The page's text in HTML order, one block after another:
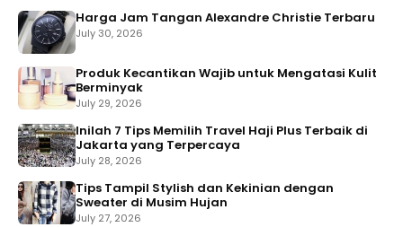
Harga Jam Tangan Alexandre Christie Terbaru
July 30, 2026
Produk Kecantikan Wajib untuk Mengatasi Kulit
Berminyak
July 29, 2026
Inilah 7 Tips Memilih Travel Haji Plus Terbaik di
Jakarta yang Terpercaya
July 28, 2026
Tips Tampil Stylish dan Kekinian dengan
Sweater di Musim Hujan
July 27, 2026